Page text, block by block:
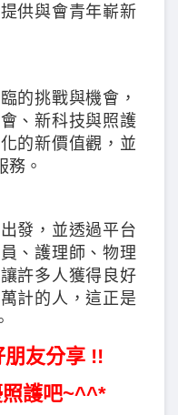
供與會青年嶄新
的挑戰與機會，
、新科技與照護
的新價值觀，並
務。
發，並透過平台
、護理師、物理
許多人獲得良好
計的人，這正是
友分享 !!
照護吧~^^*